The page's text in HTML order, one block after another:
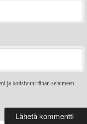
ja kotisivuni tähän selaimeen